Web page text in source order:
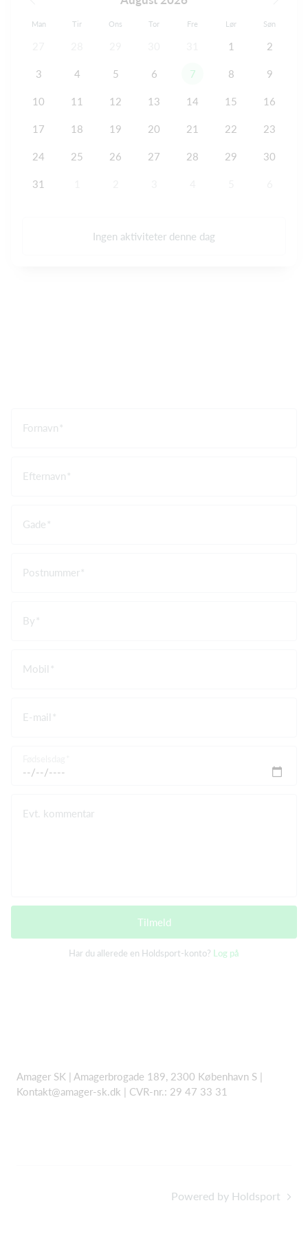
Man Tir Ons Tor Fre Lør Søn
1 2
3 4 5 6 7 8 9
10 11 12 13 14 15 16
17 18 19 20 21 22 23
24 25 26 27 28 29 30
31
Ingen aktiviteter denne dag
Fornavn
Efternavn
Gade
Postnummer
By
Mobil
E-mail
Evt. kommentar
Tilmeld
Har du allerede en Holdsport-konto? Log på
Amager SK | Amagerbrogade 189, 2300 København S |
Kontakt@amager-sk.dk | CVR-nr.: 29 47 33 31
Powered by Holdsport